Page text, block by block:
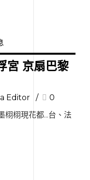
宮 京扇巴黎
Editor
0
栩栩現花都...台、法